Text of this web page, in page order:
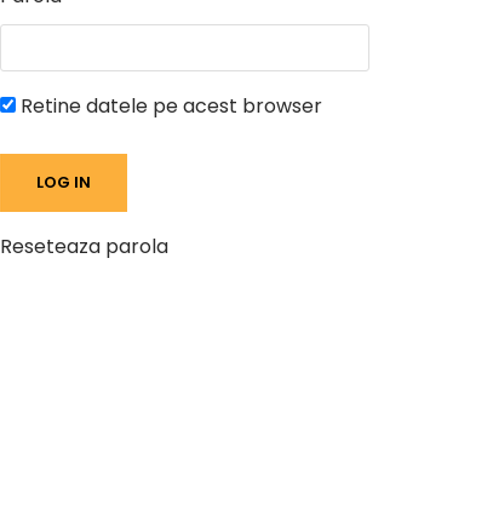
Retine datele pe acest browser
Reseteaza parola